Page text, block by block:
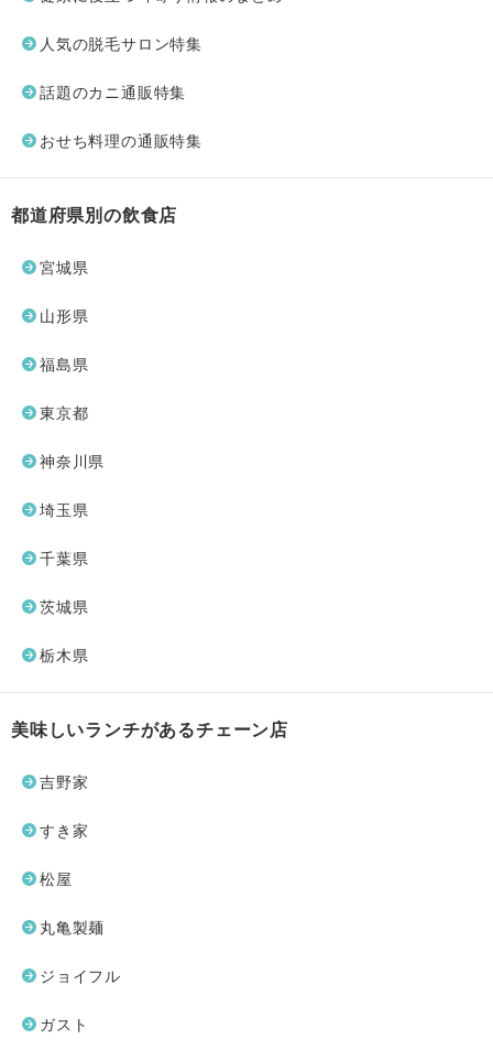
人気の脱毛サロン特集
話題のカニ通販特集
おせち料理の通販特集
都道府県別の飲食店
宮城県
山形県
福島県
東京都
神奈川県
埼玉県
千葉県
茨城県
栃木県
美味しいランチがあるチェーン店
吉野家
すき家
松屋
丸亀製麺
ジョイフル
ガスト